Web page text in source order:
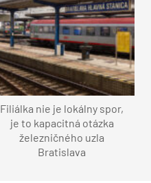
Filiálka nie je lokálny spor,
je to kapacitná otázka
železničného uzla
Bratislava